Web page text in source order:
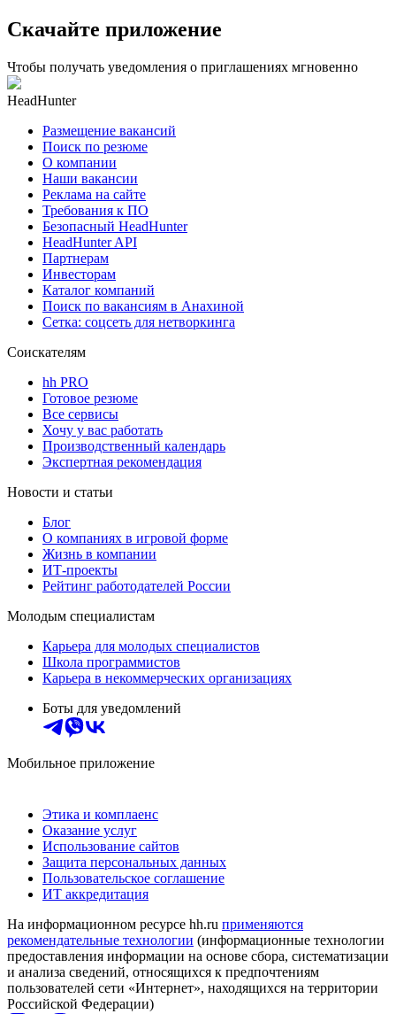
Скачайте приложение
Чтобы получать уведомления о приглашениях мгновенно
HeadHunter
Размещение вакансий
Поиск по резюме
О компании
Наши вакансии
Реклама на сайте
Требования к ПО
Безопасный HeadHunter
HeadHunter API
Партнерам
Инвесторам
Каталог компаний
Поиск по вакансиям в Анахиной
Сетка: соцсеть для нетворкинга
Соискателям
hh PRO
Готовое резюме
Все сервисы
Хочу у вас работать
Производственный календарь
Экспертная рекомендация
Новости и статьи
Блог
О компаниях в игровой форме
Жизнь в компании
ИТ-проекты
Рейтинг работодателей России
Молодым специалистам
Карьера для молодых специалистов
Школа программистов
Карьера в некоммерческих организациях
Боты для уведомлений
Мобильное приложение
Этика и комплаенс
Оказание услуг
Использование сайтов
Защита персональных данных
Пользовательское соглашение
ИТ аккредитация
На информационном ресурсе hh.ru применяются
рекомендательные технологии (информационные технологии
предоставления информации на основе сбора, систематизации
и анализа сведений, относящихся к предпочтениям
пользователей сети «Интернет», находящихся на территории
Российской Федерации)